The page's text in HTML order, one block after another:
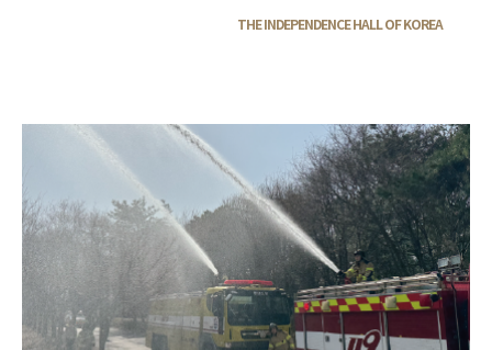
THE INDEPENDENCE HALL OF KOREA